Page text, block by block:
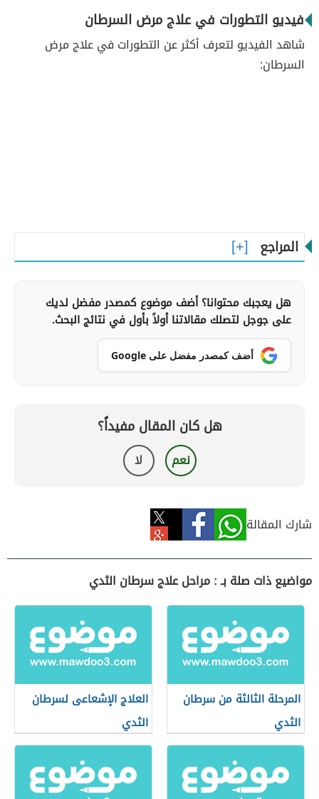
فيديو التطورات في علاج مرض السرطان
شاهد الفيديو لتعرف أكثر عن التطورات في علاج مرض
السرطان:
المراجع
هل يعجبك محتوانا؟ أضف موضوع كمصدر مفضل لديك
على جوجل لتصلك مقالاتنا أولاً بأول في نتائج البحث.
أضف كمصدر مفضل على Google
هل كان المقال مفيداً؟
نعم لا
شارك المقالة
مواضيع ذات صلة بـ : مراحل علاج سرطان الثدي
المرحلة الثالثة من سرطان
الثدي
العلاج الإشعاعى لسرطان
الثدي